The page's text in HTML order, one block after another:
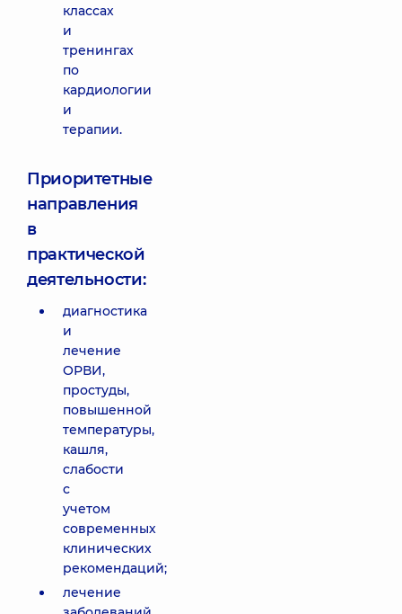
классах
и
тренингах
по
кардиологии
и
терапии.
Приоритетные
направления
в
практической
деятельности:
диагностика
и
лечение
ОРВИ,
простуды,
повышенной
температуры,
кашля,
слабости
с
учетом
современных
клинических
рекомендаций;
лечение